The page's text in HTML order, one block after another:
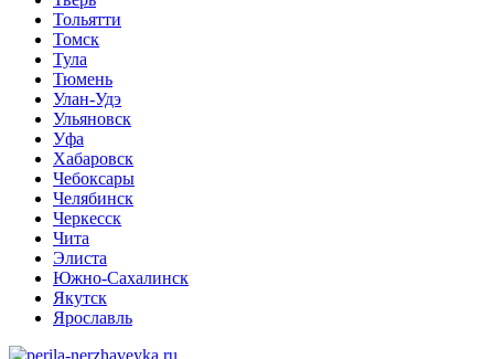
Тольятти
Томск
Тула
Тюмень
Улан-Удэ
Ульяновск
Уфа
Хабаровск
Чебоксары
Челябинск
Черкесск
Чита
Элиста
Южно-Сахалинск
Якутск
Ярославль